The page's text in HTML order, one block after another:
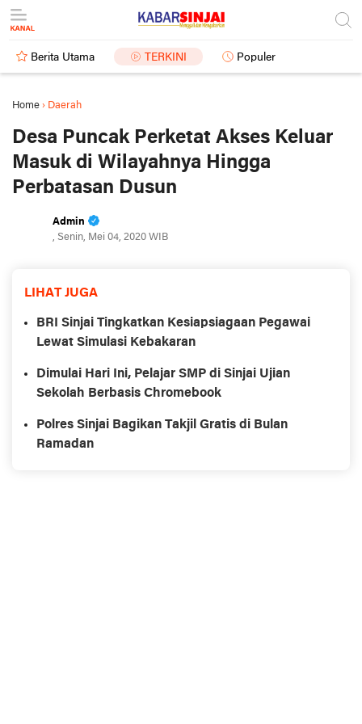
Berita Utama TERKINI Populer
Home › Daerah
Desa Puncak Perketat Akses Keluar
Masuk di Wilayahnya Hingga
Perbatasan Dusun
Admin
, Senin, Mei 04, 2020 WIB
LIHAT JUGA
BRI Sinjai Tingkatkan Kesiapsiagaan Pegawai
Lewat Simulasi Kebakaran
Dimulai Hari Ini, Pelajar SMP di Sinjai Ujian
Sekolah Berbasis Chromebook
Polres Sinjai Bagikan Takjil Gratis di Bulan
Ramadan